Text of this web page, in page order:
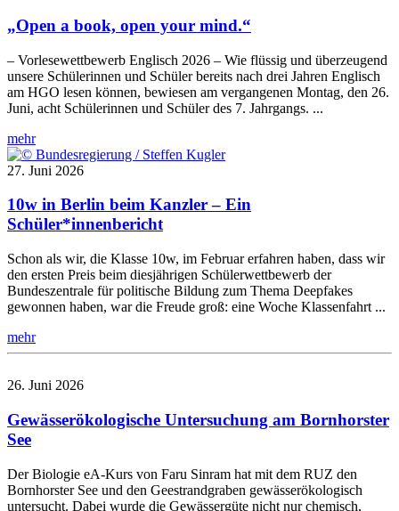
„Open a book, open your mind.“
– Vorlesewettbewerb Englisch 2026 – Wie flüssig und überzeugend
unsere Schülerinnen und Schüler bereits nach drei Jahren Englisch
am HGO lesen können, bewiesen am vergangenen Montag, den 26.
Juni, acht Schülerinnen und Schüler des 7. Jahrgangs. ...
mehr
27. Juni 2026
10w in Berlin beim Kanzler – Ein
Schüler*innenbericht
Schon als wir, die Klasse 10w, im Februar erfahren haben, dass wir
den ersten Preis beim diesjährigen Schülerwettbewerb der
Bundeszentrale für politische Bildung zum Thema Deepfakes
gewonnen haben, war die Freude groß: eine Woche Klassenfahrt ...
mehr
26. Juni 2026
Gewässerökologische Untersuchung am Bornhorster
See
Der Biologie eA-Kurs von Faru Sinram hat mit dem RUZ den
Bornhorster See und den Geestrandgraben gewässerökologisch
untersucht. Dabei wurde die Gewässergüte nicht nur chemisch,